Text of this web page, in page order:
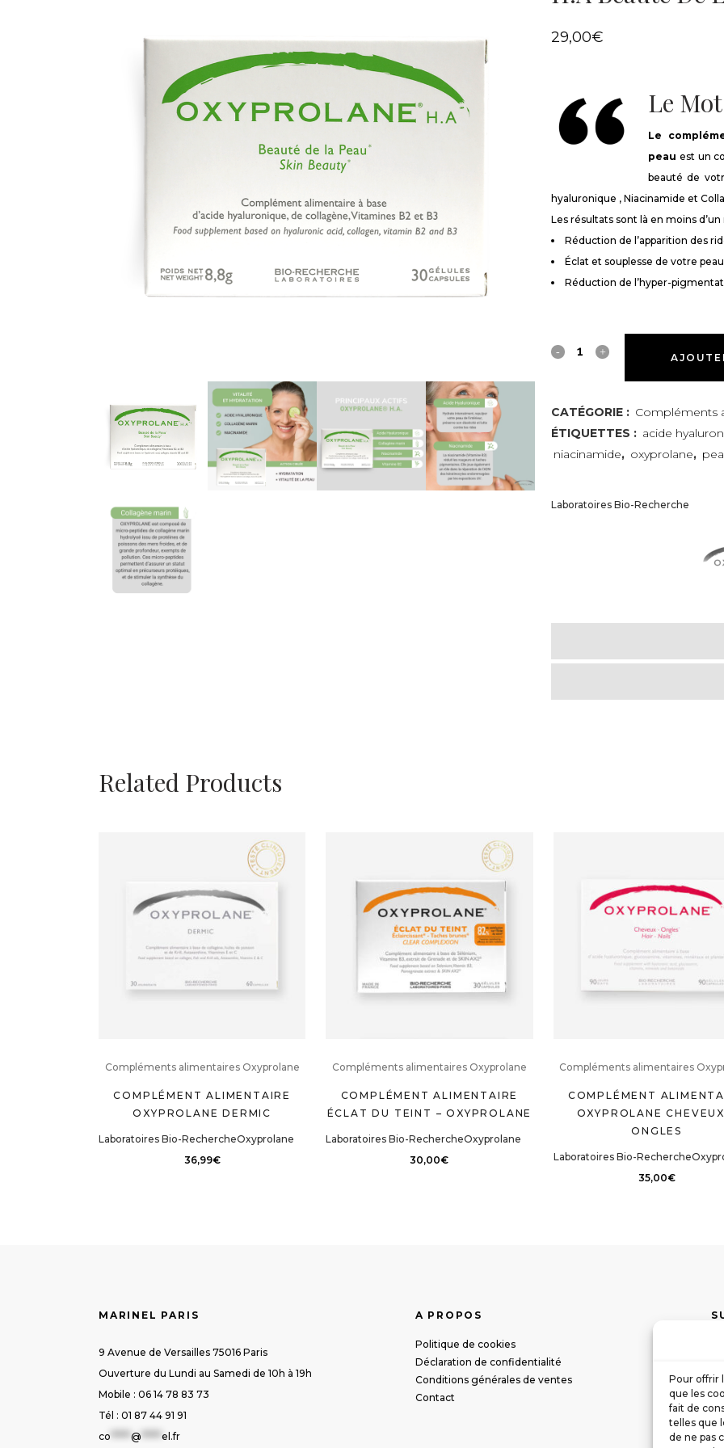
Pour offrir
que les
fait de
telles que
de ne pas
29,00€
Le
Le
peau est un
beauté de
hyaluronique , Niacinamide et
Les résultats sont là en moins d’un
Réduction de l’apparition des
Éclat et souplesse de votre peau
Réduction de l’hyper-
Complément
Oxyprolane
H.A
de
CATÉGORIE : Compléments
ÉTIQUETTES : acide
niacinamide, oxyprolane,
Laboratoires Bio-Recherche
Related Products
Compléments alimentaires Oxyprolane
COMPLÉMENT ALIMENTAIRE
OXYPROLANE DERMIC
Laboratoires Bio-RechercheOxyprolane
36,99€
Compléments alimentaires Oxyprolane
COMPLÉMENT ALIMENTAIRE
ÉCLAT DU TEINT – OXYPROLANE
Laboratoires Bio-RechercheOxyprolane
30,00€
Compléments alimentaires
COMPLÉMENT
OXYPROLANE
ONGLES
Laboratoires Bio-Recherche
35,00€
MARINEL PARIS
9 Avenue de Versailles 75016 Paris
Ouverture du Lundi au Samedi de 10h à 19h
Mobile : 06 14 78 83 73
Tél : 01 87 44 91 91
co ***** @ ***** el.fr
A PROPOS
Politique de cookies
Déclaration de confidentialité
Conditions générales de ventes
Contact